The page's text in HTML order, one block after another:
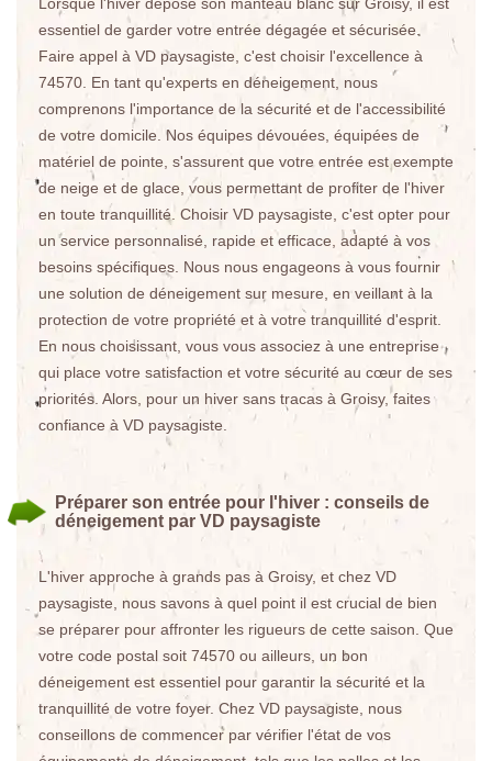
essentiel de garder votre entrée dégagée et sécurisée.
Faire appel à VD paysagiste, c'est choisir l'excellence à
74570. En tant qu'experts en déneigement, nous
comprenons l'importance de la sécurité et de l'accessibilité
de votre domicile. Nos équipes dévouées, équipées de
matériel de pointe, s'assurent que votre entrée est exempte
de neige et de glace, vous permettant de profiter de l'hiver
en toute tranquillité. Choisir VD paysagiste, c'est opter pour
un service personnalisé, rapide et efficace, adapté à vos
besoins spécifiques. Nous nous engageons à vous fournir
une solution de déneigement sur mesure, en veillant à la
protection de votre propriété et à votre tranquillité d'esprit.
En nous choisissant, vous vous associez à une entreprise
qui place votre satisfaction et votre sécurité au cœur de ses
priorités. Alors, pour un hiver sans tracas à Groisy, faites
confiance à VD paysagiste.
Préparer son entrée pour l'hiver : conseils de
déneigement par VD paysagiste
L'hiver approche à grands pas à Groisy, et chez VD
paysagiste, nous savons à quel point il est crucial de bien
se préparer pour affronter les rigueurs de cette saison. Que
votre code postal soit 74570 ou ailleurs, un bon
déneigement est essentiel pour garantir la sécurité et la
tranquillité de votre foyer. Chez VD paysagiste, nous
conseillons de commencer par vérifier l'état de vos